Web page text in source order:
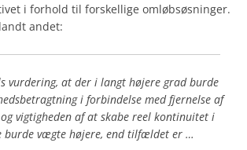
i forhold til forskellige omløbsøsninger.
andet:
vurdering, at der i langt højere grad burde
i forbindelse med fjernelse af
vigtigheden af at skabe reel kontinuitet i
burde vægte højere, end tilfældet er …